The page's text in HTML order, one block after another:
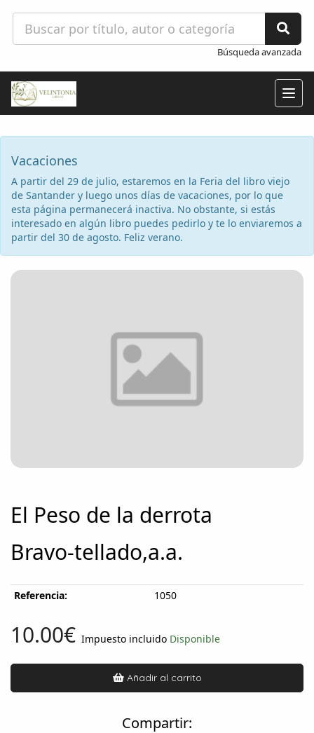
Búsqueda avanzada
Vacaciones
A partir del 29 de julio, estaremos en la Feria del libro viejo
de Santander y luego unos días de vacaciones, por lo que
esta página permanecerá inactiva. No obstante, si estás
interesado en algún libro puedes pedirlo y te lo enviaremos a
partir del 30 de agosto. Feliz verano.
El Peso de la derrota
Bravo-tellado,a.a.
Referencia: 1050
10.00€ Impuesto incluido Disponible
Añadir al carrito
Compartir: